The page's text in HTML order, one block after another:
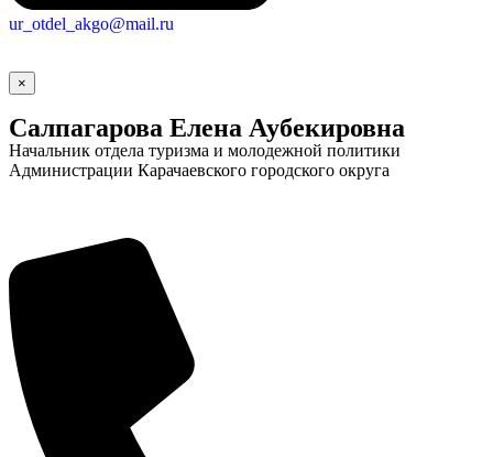
ur_otdel_akgo@mail.ru
×
Салпагарова Елена Аубекировна
Начальник отдела туризма и молодежной политики
Администрации Карачаевского городского округа